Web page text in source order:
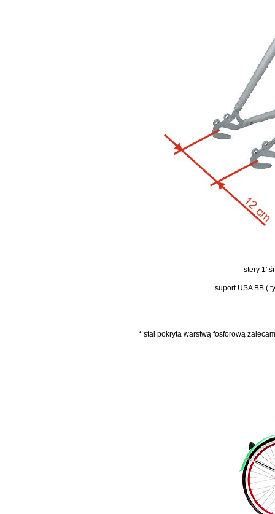
stery 1'
suport USA BB (
* stal pokryta warstwą fosforową